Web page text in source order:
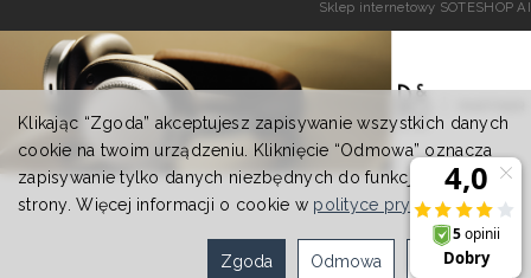
Sklep internetowy SOTESHOP AI
Klikając “Zgoda” akceptujesz zapisywanie wszystkich danych
cookie na twoim urządzeniu. Kliknięcie “Odmowa” oznacza
zapisywanie tylko danych niezbędnych do funkcjonowania
strony. Więcej informacji o cookie w polityce prywatności.
Ustawienia
Odmowa
Zgoda